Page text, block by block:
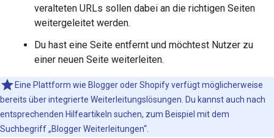
veralteten URLs sollen dabei an die richtigen Seiten
weitergeleitet werden.
Du hast eine Seite entfernt und möchtest Nutzer zu
einer neuen Seite weiterleiten.
Eine Plattform wie Blogger oder Shopify verfügt möglicherweise
bereits über integrierte Weiterleitungslösungen. Du kannst auch nach
entsprechenden Hilfeartikeln suchen, zum Beispiel mit dem
Suchbegriff „Blogger Weiterleitungen“.